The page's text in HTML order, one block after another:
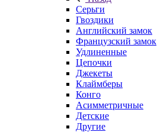
Серьги
Гвоздики
Английский замок
Французский замок
Удлиненные
Цепочки
Джекеты
Клаймберы
Конго
Асимметричные
Детские
Другие